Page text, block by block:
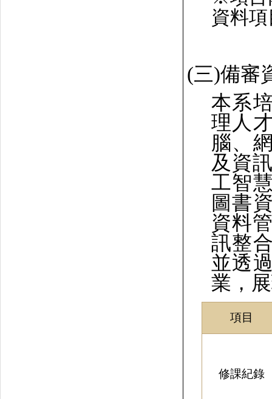
資料
(三)備審
本系
理人
腦、
及資
工智
圖書
資料
訊整
並透
業，
項目
修課紀錄